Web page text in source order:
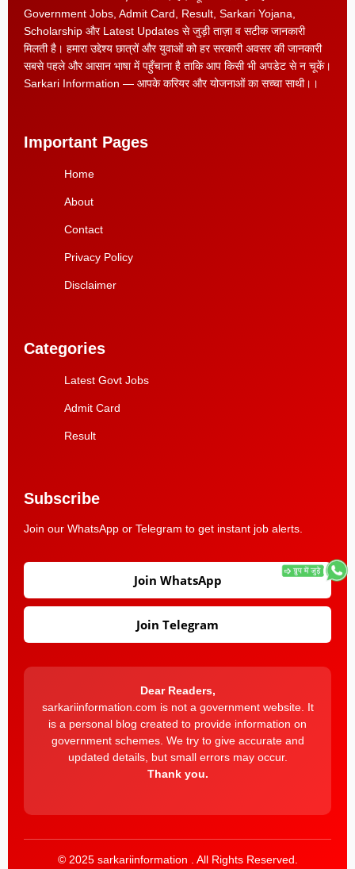
Government Jobs, Admit Card, Result, Sarkari Yojana,
Scholarship और Latest Updates से जुड़ी ताज़ा व सटीक जानकारी
मिलती है। हमारा उद्देश्य छात्रों और युवाओं को हर सरकारी अवसर की जानकारी
सबसे पहले और आसान भाषा में पहुँचाना है ताकि आप किसी भी अपडेट से न चूकें।
Sarkari Information — आपके करियर और योजनाओं का सच्चा साथी।।
Important Pages
Home
About
Contact
Privacy Policy
Disclaimer
Categories
Latest Govt Jobs
Admit Card
Result
Subscribe
Join our WhatsApp or Telegram to get instant job alerts.
Join WhatsApp
Join Telegram
Dear Readers,
sarkariinformation.com is not a government website. It
is a personal blog created to provide information on
government schemes. We try to give accurate and
updated details, but small errors may occur.
Thank you.
© 2025 sarkariinformation . All Rights Reserved.